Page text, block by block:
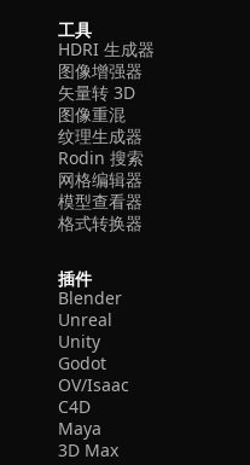
工具
HDRI 生成器
图像增强器
矢量转 3D
图像重混
纹理生成器
Rodin 搜索
网格编辑器
模型查看器
格式转换器
插件
Blender
Unreal
Unity
Godot
OV/Isaac
C4D
Maya
3D Max